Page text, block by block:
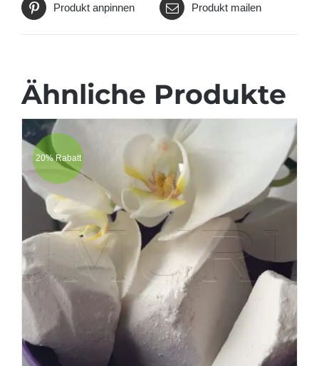
Produkt anpinnen Produkt mailen
Ähnliche Produkte
20% Rabatt